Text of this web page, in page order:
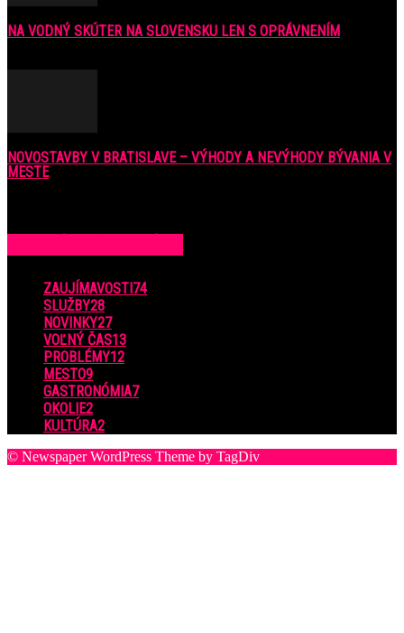
NA VODNÝ SKÚTER NA SLOVENSKU LEN S OPRÁVNENÍM
NOVOSTAVBY V BRATISLAVE – VÝHODY A NEVÝHODY BÝVANIA V
MESTE
ZAUJÍMAVOSTI74
SLUŽBY28
NOVINKY27
VOĽNÝ ČAS13
PROBLÉMY12
MESTO9
GASTRONÓMIA7
OKOLIE2
KULTÚRA2
© Newspaper WordPress Theme by TagDiv